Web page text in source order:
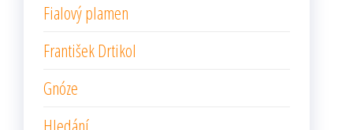
Fialový plamen
František Drtikol
Gnóze
Hledání